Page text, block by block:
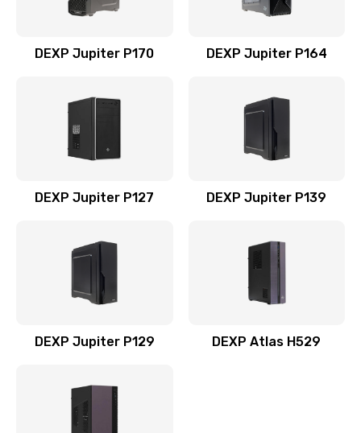
DEXP Jupiter P170 DEXP Jupiter P164
DEXP Jupiter P127 DEXP Jupiter P139
DEXP Jupiter P129 DEXP Atlas H529